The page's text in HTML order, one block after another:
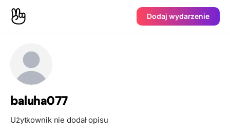
Dodaj wydarzenie
baluha077
Użytkownik nie dodał opisu